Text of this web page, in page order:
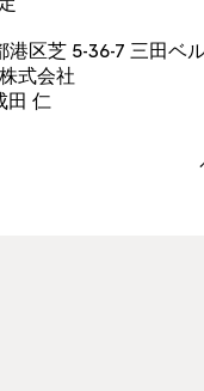
区芝 5-36-7 三田ベ
式会社
田 仁